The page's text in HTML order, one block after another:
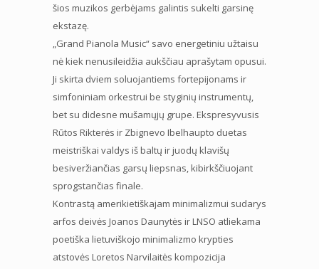
šios muzikos gerbėjams galintis sukelti garsinę
ekstazę.
„Grand Pianola Music“ savo energetiniu užtaisu
nė kiek nenusileidžia aukščiau aprašytam opusui.
Ji skirta dviem soluojantiems fortepijonams ir
simfoniniam orkestrui be styginių instrumentų,
bet su didesne mušamųjų grupe. Ekspresyvusis
Rūtos Rikterės ir Zbignevo Ibelhaupto duetas
meistriškai valdys iš baltų ir juodų klavišų
besiveržiančias garsų liepsnas, kibirkščiuojant
sprogstančias finale.
Kontrastą amerikietiškajam minimalizmui sudarys
arfos deivės Joanos Daunytės ir LNSO atliekama
poetiška lietuviškojo minimalizmo krypties
atstovės Loretos Narvilaitės kompozicija